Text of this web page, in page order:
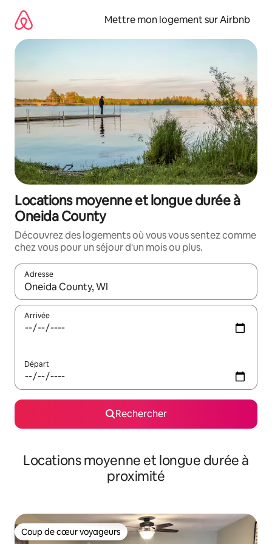
directement
contenu
Mettre mon logement sur Airbnb
Locations moyenne et longue durée à
Oneida County
Découvrez des logements où vous vous sentez comme
chez vous pour un séjour d'un mois ou plus.
Adresse
Lorsque les résultats s'affichent, utilisez les flèches vers le
Arrivée
Départ
Rechercher
Locations moyenne et longue durée à
proximité
Coup de cœur voyageurs
Coup de cœur voyageurs